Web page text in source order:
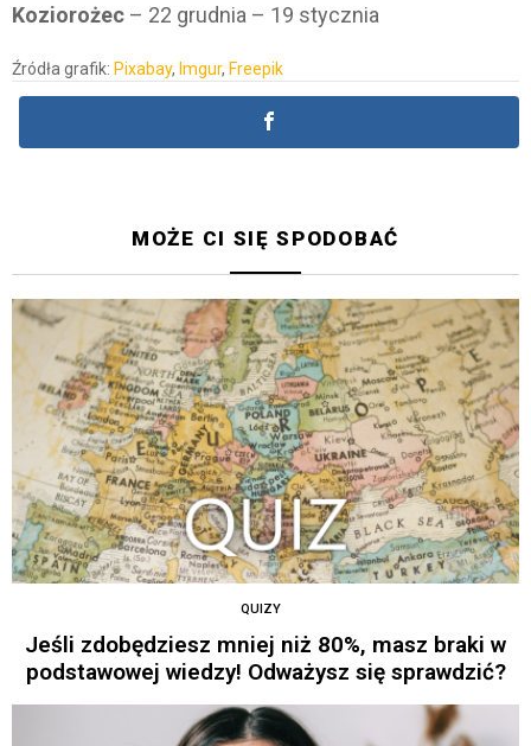
Koziorożec – 22 grudnia – 19 stycznia
Źródła grafik: Pixabay, Imgur, Freepik
MOŻE CI SIĘ SPODOBAĆ
QUIZY
Jeśli zdobędziesz mniej niż 80%, masz braki w
podstawowej wiedzy! Odważysz się sprawdzić?